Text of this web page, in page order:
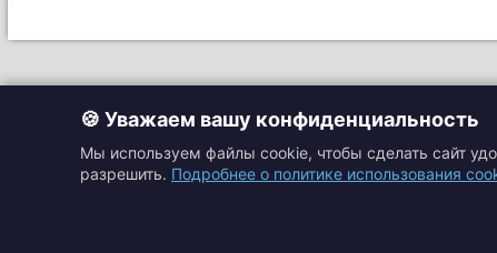
🍪 Уважаем вашу конфиденциальность
Мы используем файлы cookie, чтобы сделать сайт
разрешить. Подробнее о политике использования